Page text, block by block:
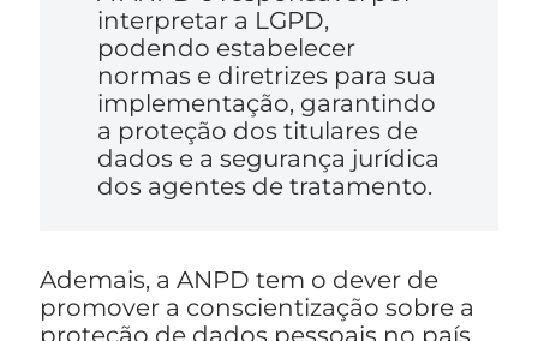
interpretar a LGPD,
podendo estabelecer
normas e diretrizes para sua
implementação, garantindo
a proteção dos titulares de
dados e a segurança jurídica
dos agentes de tratamento.
Ademais, a ANPD tem o dever de
promover a conscientização sobre a
proteção de dados pessoais no país,